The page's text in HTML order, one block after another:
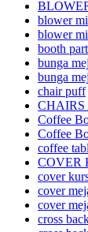
blower
blower
booth
bunga
bunga
chair puff
CHAIRS
Coffee
Coffee
coffee
COVER
cover
cover
cover
cross